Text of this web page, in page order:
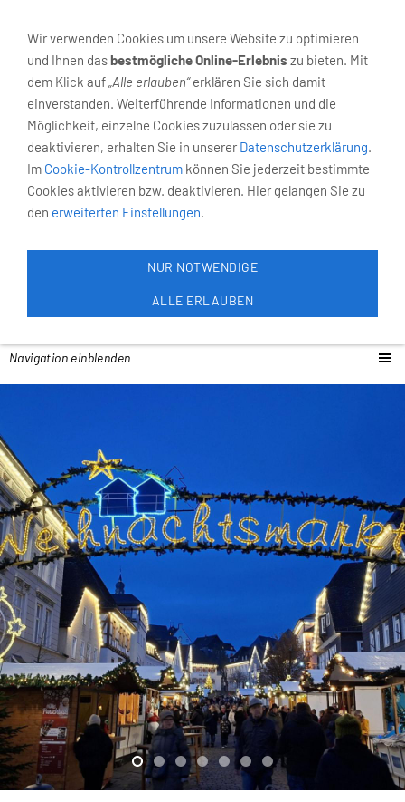
Navigation einblenden
Wir verwenden Cookies um unsere Website zu optimieren
und Ihnen dasbestmögliche Online-Erlebnis zu bieten. Mit
dem Klick auf„Alle erlauben“erklären Sie sich damit
einverstanden. Weiterführende Informationen und die
Möglichkeit, einzelne Cookies zuzulassen oder sie zu
deaktivieren, erhalten Sie in unserer Datenschutzerklärung.
Im Cookie-Kontrollzentrum können Sie jederzeit bestimmte
Cookies aktivieren bzw. deaktivieren. Hier gelangen Sie zu
den erweiterten Einstellungen.
NUR NOTWENDIGE
ALLE ERLAUBEN